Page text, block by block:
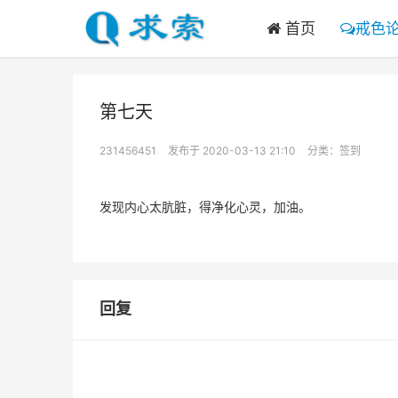
首页 戒色
第七天
231456451 发布于 2020-03-13 21:10 分类： 签到
发现内心太肮脏，得净化心灵，加油。
回复